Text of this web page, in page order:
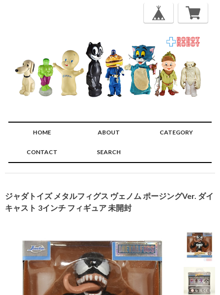
HOME ABOUT CATEGORY
CONTACT SEARCH
ジャダトイズ メタルフィグス ヴェノム ポージングVer. ダイ
キャスト 3インチ フィギュア 未開封